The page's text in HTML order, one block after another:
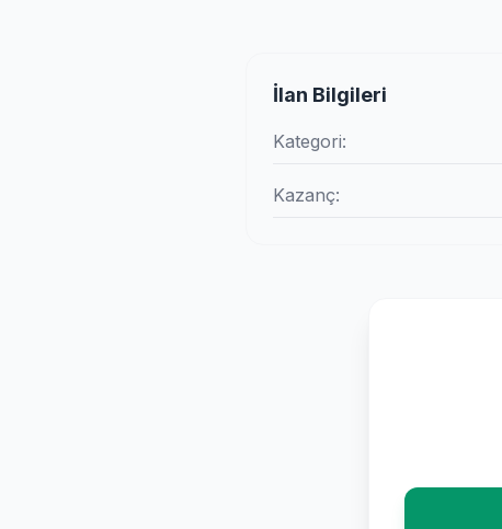
İlan Bilgileri
Kategori:
Kazanç: